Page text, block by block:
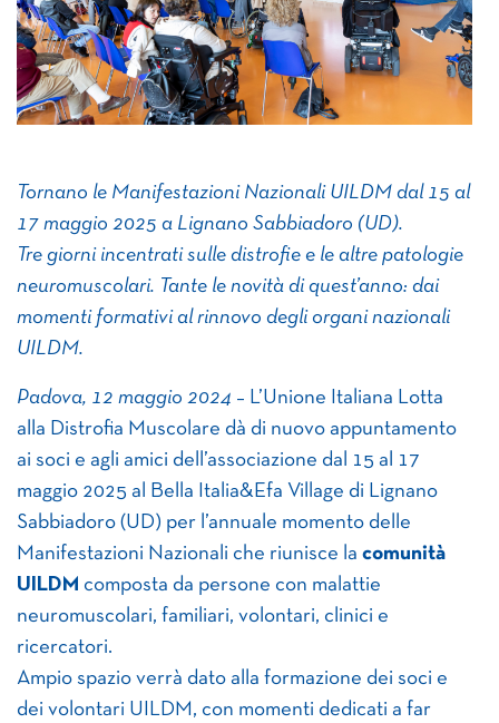
Tornano le Manifestazioni Nazionali UILDM dal 15 al
17 maggio 2025 a Lignano Sabbiadoro (UD).
Tre giorni incentrati sulle distrofie e le altre patologie
neuromuscolari. Tante le novità di quest’anno: dai
momenti formativi al rinnovo degli organi nazionali
UILDM.
Padova, 12 maggio 2024 – L’Unione Italiana Lotta
alla Distrofia Muscolare dà di nuovo appuntamento
ai soci e agli amici dell’associazione dal 15 al 17
maggio 2025 al Bella Italia&Efa Village di Lignano
Sabbiadoro (UD) per l’annuale momento delle
Manifestazioni Nazionali che riunisce la comunità
UILDM composta da persone con malattie
neuromuscolari, familiari, volontari, clinici e
ricercatori.
Ampio spazio verrà dato alla formazione dei soci e
dei volontari UILDM, con momenti dedicati a far